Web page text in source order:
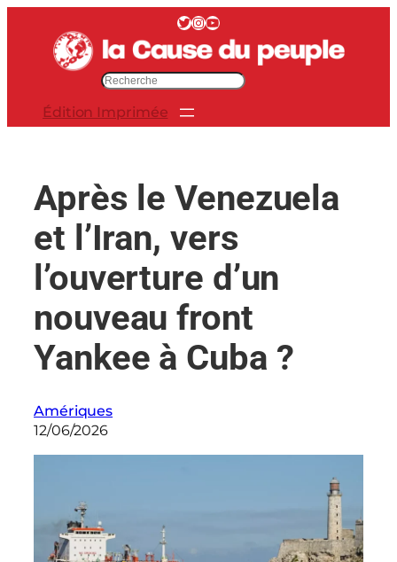
contenu
Twitter InstagramYouTube
c
e
Édition Imprimée
Après le Venezuela
et l’Iran, vers
l’ouverture d’un
nouveau front
Yankee à Cuba ?
Amériques
12/06/2026